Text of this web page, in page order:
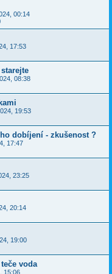
00:14
17:53
08:38
19:53
dobíjení - zkušenost ?
17:47
23:25
20:14
19:00
voda
15:06